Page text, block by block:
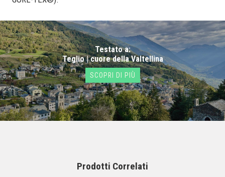
Testato a:
Teglio | cuore della Valtellina
SCOPRI DI PIÙ
Prodotti Correlati